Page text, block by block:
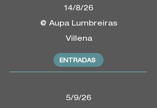
14/8/26
@ Aupa Lumbreiras
Villena
ENTRADAS
5/9/26